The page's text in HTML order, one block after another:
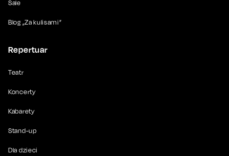
Sale
Blog „Za kulisami”
Repertuar
Teatr
Koncerty
Kabarety
Stand-up
Dla dzieci